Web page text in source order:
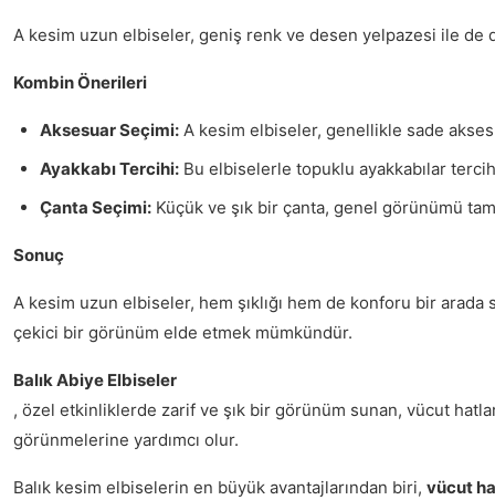
A kesim uzun elbiseler, geniş renk ve desen yelpazesi ile de
Kombin Önerileri
Aksesuar Seçimi: A kesim elbiseler, genellikle sade
Ayakkabı Tercihi: Bu elbiselerle topuklu ayakkabılar
Çanta Seçimi: Küçük ve şık bir çanta, genel görünümü
Sonuç
A kesim uzun elbiseler, hem şıklığı hem de konforu bir
çekici bir görünüm elde etmek mümkündür.
Balık Abiye Elbiseler
, özel etkinliklerde zarif ve şık bir görünüm sunan, vücut
görünmelerine yardımcı olur.
Balık kesim elbiselerin en büyük avantajlarından biri, vücut